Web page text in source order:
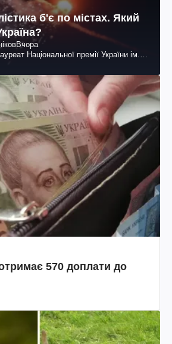
б'є по містах. Який
Вчора
Національної премії України ім.
570 доплати до